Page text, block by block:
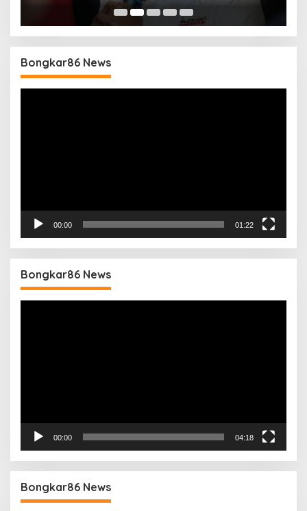
Bongkar86 News
00:00 01:22
Bongkar86 News
00:00 04:18
Bongkar86 News